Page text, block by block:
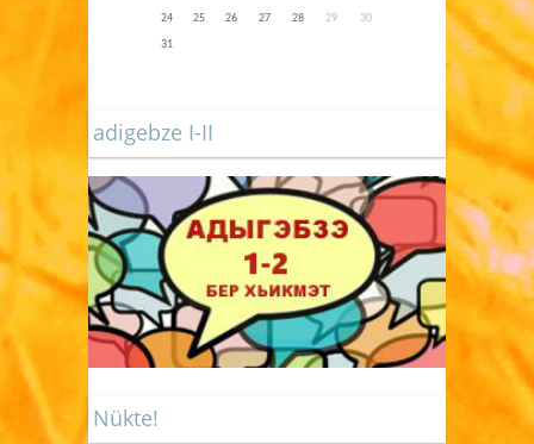
24
25 26 27 28 29
30
31
adigebze I-II
Nükte!